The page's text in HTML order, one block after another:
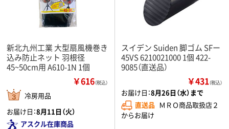
新北九州工業 大型扇風機巻き
込み防止ネット 羽根径
45~50cm用 A610-1N 1個
￥616（税込）
冷房用品
お届け日：8月11日（火）
アスクル在庫商品
スイデン Suiden 脚ゴム SFー
45VS 6210021000 1個 422-
9085（直送品）
￥431（税込）
お届け日：8月26日（水）まで
直送品 ＭＲＯ商品取扱店２
からお届け